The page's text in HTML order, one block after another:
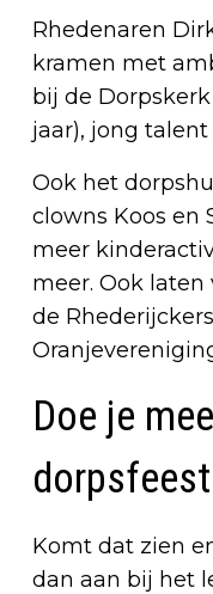
Rhedenaren
kramen met
bij de
jaar), jong
Ook het
clowns Koos en
meer
meer. Ook
de
Doe je
Komt dat zien
dan aan bij het